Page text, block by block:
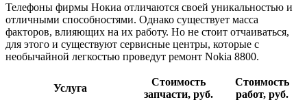
Телефоны фирмы Нокиа отличаются своей уникальностью и
отличными способностями. Однако существует масса
факторов, влияющих на их работу. Но не стоит отчаиваться,
для этого и существуют сервисные центры, которые с
необычайной легкостью проведут ремонт Nokia 8800.
Услуга
Стоимость
запчасти, руб.
Стоимость
работ, руб.